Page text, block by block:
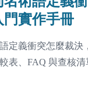
實作手冊
定義衝突怎麼裁決
表、FAQ 與查核清